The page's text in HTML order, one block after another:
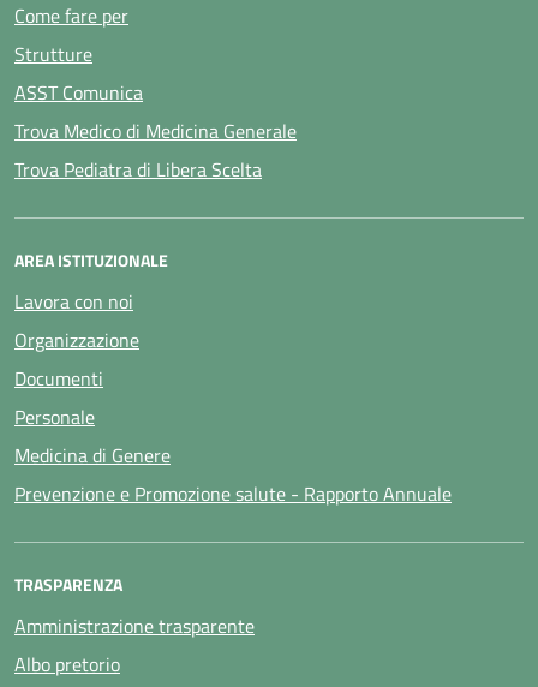
Come fare per
Strutture
ASST Comunica
Trova Medico di Medicina Generale
Trova Pediatra di Libera Scelta
AREA ISTITUZIONALE
Lavora con noi
Organizzazione
Documenti
Personale
Medicina di Genere
Prevenzione e Promozione salute - Rapporto Annuale
TRASPARENZA
Amministrazione trasparente
Albo pretorio